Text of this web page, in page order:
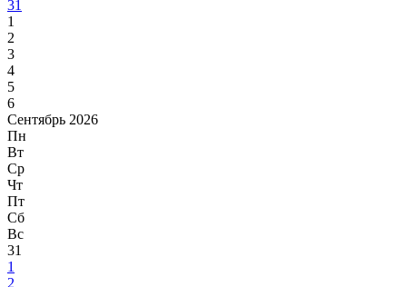
31
1
2
3
4
5
6
Сентябрь 2026
Пн
Вт
Ср
Чт
Пт
Сб
Вс
31
1
2